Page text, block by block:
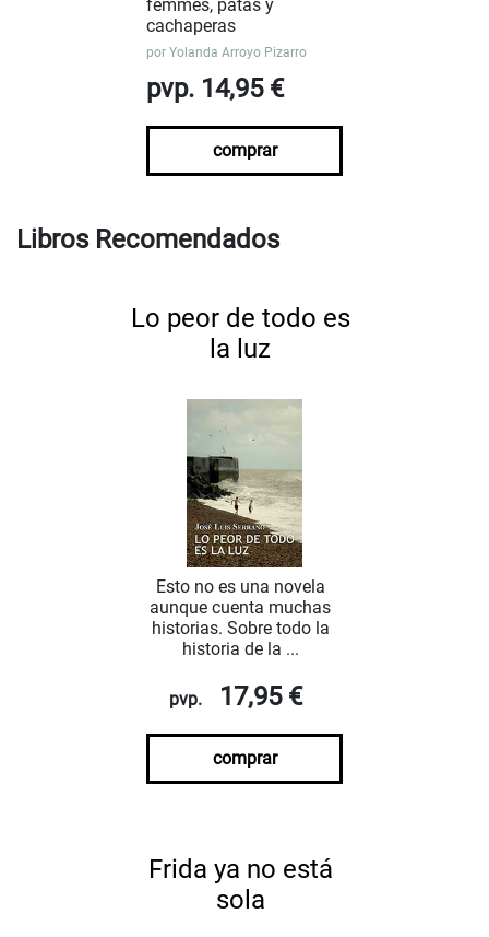
femmes, patas y
cachaperas
por Yolanda Arroyo Pizarro
pvp. 14,95 €
comprar
Libros Recomendados
Lo peor de todo es
la luz
Esto no es una novela
aunque cuenta muchas
historias. Sobre todo la
historia de la ...
pvp. 17,95 €
comprar
Frida ya no está
sola